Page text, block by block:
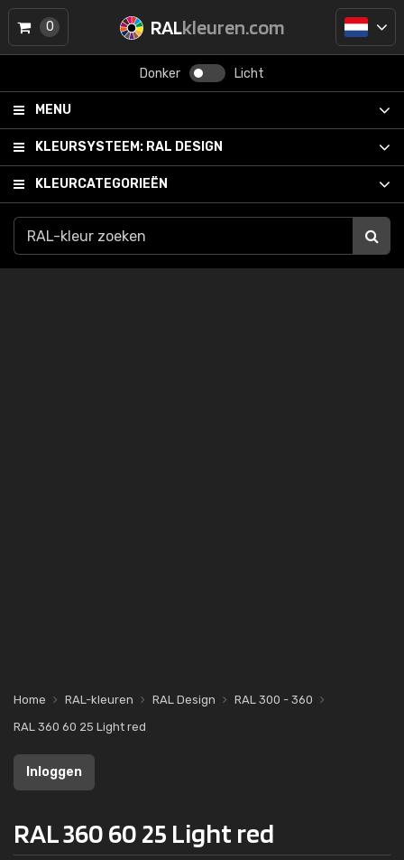
RALkleuren.com
Donker Licht
MENU
KLEURSYSTEEM: RAL DESIGN
KLEURCATEGORIEËN
0
Home RAL-kleuren RAL Design
RAL 300 - 360
RAL 360 60 25 Light red
Inloggen
RAL 360 60 25 Light red